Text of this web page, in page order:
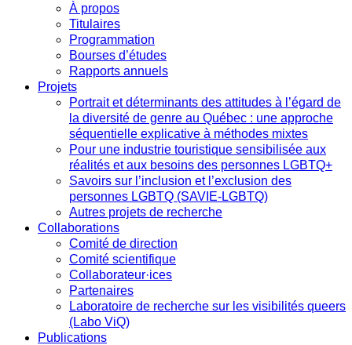
À propos
Titulaires
Programmation
Bourses d’études
Rapports annuels
Projets
Portrait et déterminants des attitudes à l’égard de
la diversité de genre au Québec : une approche
séquentielle explicative à méthodes mixtes
Pour une industrie touristique sensibilisée aux
réalités et aux besoins des personnes LGBTQ+
Savoirs sur l’inclusion et l’exclusion des
personnes LGBTQ (SAVIE-LGBTQ)
Autres projets de recherche
Collaborations
Comité de direction
Comité scientifique
Collaborateur·ices
Partenaires
Laboratoire de recherche sur les visibilités queers
(Labo ViQ)
Publications